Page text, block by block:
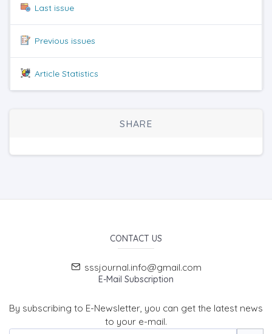
Last issue
Previous issues
Article Statistics
SHARE
CONTACT US
sssjournal.info@gmail.com
E-Mail Subscription
By subscribing to E-Newsletter, you can get the latest news
to your e-mail.